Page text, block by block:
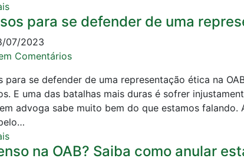
para se defender de uma
07/2023
Comentários
para se defender de uma representação ética na
E uma das batalhas mais duras é sofrer
advoga sabe muito bem do que estamos
na OAB? Saiba como anular